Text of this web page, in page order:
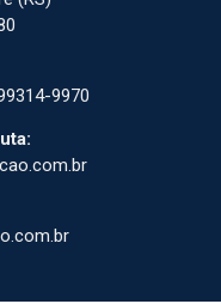
9970